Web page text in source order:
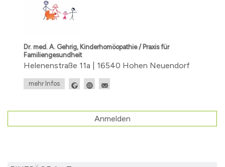
Dr. med. A. Gehrig, Kinderhomöopathie / Praxis für
Familiengesundheit
Helenenstraße 11a | 16540 Hohen Neuendorf
mehr Infos
Anmelden